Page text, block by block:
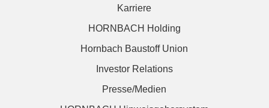
Karriere
HORNBACH Holding
Hornbach Baustoff Union
Investor Relations
Presse/Medien